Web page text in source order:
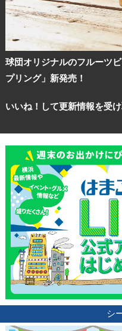
球団オリジナルのフルーツ
プリング」新発売！
いいね！して更新情報を受け
シ